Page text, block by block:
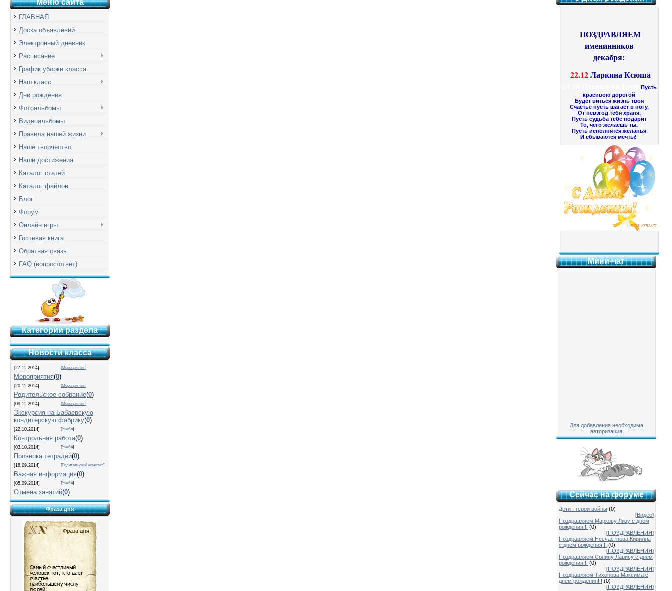
Меню сайта
ГЛАВНАЯ
Доска объявлений
Электронный дневник
Расписание
График уборки класса
Наш класс
Дни рождения
Фотоальбомы
Видеоальбомы
Правила нашей жизни
Наше творчество
Наши достижения
Каталог статей
Каталог файлов
Блог
Форум
Онлайн игры
Гостевая книга
Обратная связь
FAQ (вопрос/ответ)
Категории раздела
Новости класса
[27.11.2014] [Мероприятия]
Мероприятия(0)
[20.11.2014] [Мероприятия]
Родительское собрание(0)
[09.11.2014] [Мероприятия]
Экскурсия на Бабаевскую
кондитерскую фабрику(0)
[22.10.2014] [Учеба]
Контрольная работа(0)
[03.10.2014] [Учеба]
Проверка тетрадей(0)
[18.09.2014] [Родительский комитет]
Важная информация(0)
[05.09.2014] [Учеба]
Отмена занятий(0)
Фраза дня
ПОЗДРАВЛЯЕМ
именинников
декабря:
22.12Ларкина Ксюша
Пусть
красивою дорогой
Будет виться жизнь твоя
Счастье пусть шагает в ногу,
От невзгод тебя храня,
Пусть судьба тебе подарит
То, чего желаешь ты,
Пусть исполнятся желанья
И сбываются мечты!
Мини-чат
Для добавления необходима
авторизация
Сейчас на форуме
Дети - герои войны (0)
[Видео]
Поздравляем Маркову Лизу с днем
рождения!!! (0)
[ПОЗДРАВЛЕНИЯ]
Поздравляем Несчастнова Кирилла
с днем рождения!!! (0)
[ПОЗДРАВЛЕНИЯ]
Поздравляем Сонину Ларису с днем
рождения!!! (0)
[ПОЗДРАВЛЕНИЯ]
Поздравляем Тихонова Максима с
днем рождения!!! (0)
[ПОЗДРАВЛЕНИЯ]